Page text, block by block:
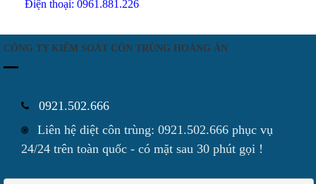
Điện thoại: 0961.881.226
CÔNG TY KIỂM SOÁT CÔN TRÙNG HOÀNG ÂN
0921.502.666
Liên hệ diệt côn trùng: 0921.502.666 phục vụ
24/24 trên toàn quốc - có mặt sau 30 phút gọi !